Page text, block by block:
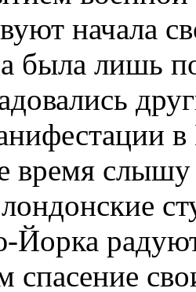
начала
была лишь
время
Йорка
спасение